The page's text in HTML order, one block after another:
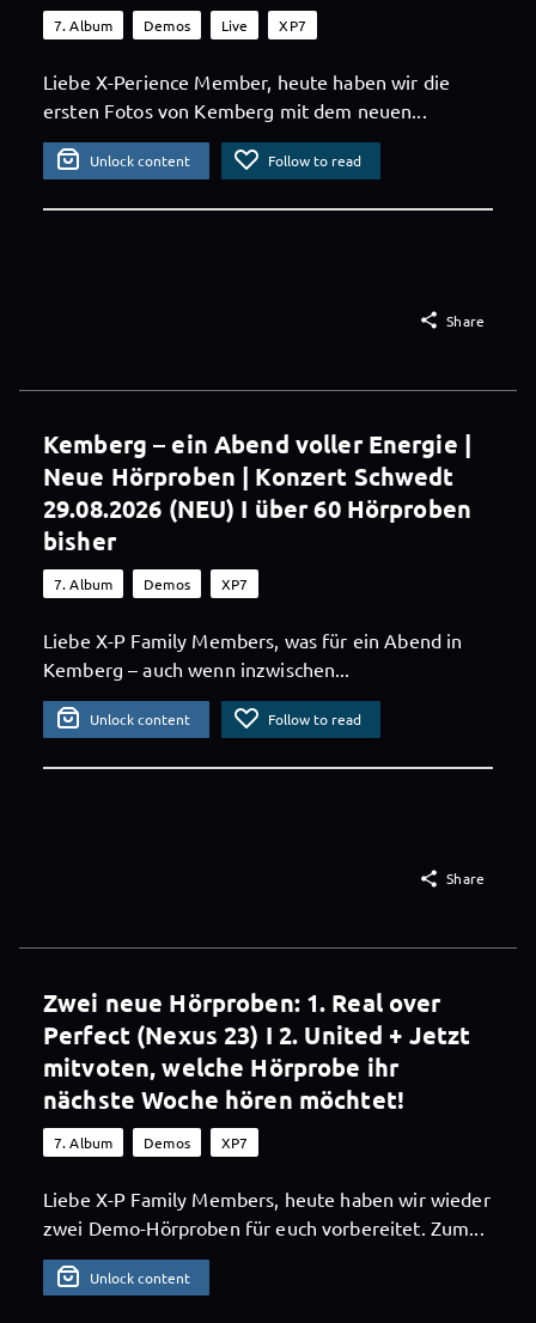
7. Album Demos Live XP7
Liebe X-Perience Member, heute haben wir die
ersten Fotos von Kemberg mit dem neuen...
Unlock content Follow to read
 Share
Kemberg – ein Abend voller Energie |
Neue Hörproben | Konzert Schwedt
29.08.2026 (NEU) I über 60 Hörproben
bisher
7. Album Demos XP7
Liebe X-P Family Members, was für ein Abend in
Kemberg – auch wenn inzwischen...
Unlock content Follow to read
 Share
Zwei neue Hörproben: 1. Real over
Perfect (Nexus 23) I 2. United + Jetzt
mitvoten, welche Hörprobe ihr
nächste Woche hören möchtet!
7. Album Demos XP7
Liebe X-P Family Members, heute haben wir wieder
zwei Demo-Hörproben für euch vorbereitet. Zum...
Unlock content